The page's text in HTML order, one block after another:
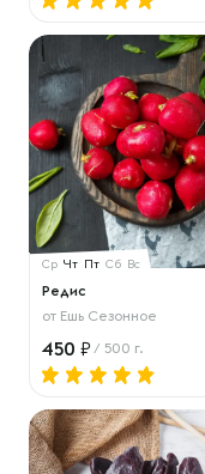
Ср Чт Пт Сб Вс
Редис
от Ешь Сезонное
450 / 500 г.